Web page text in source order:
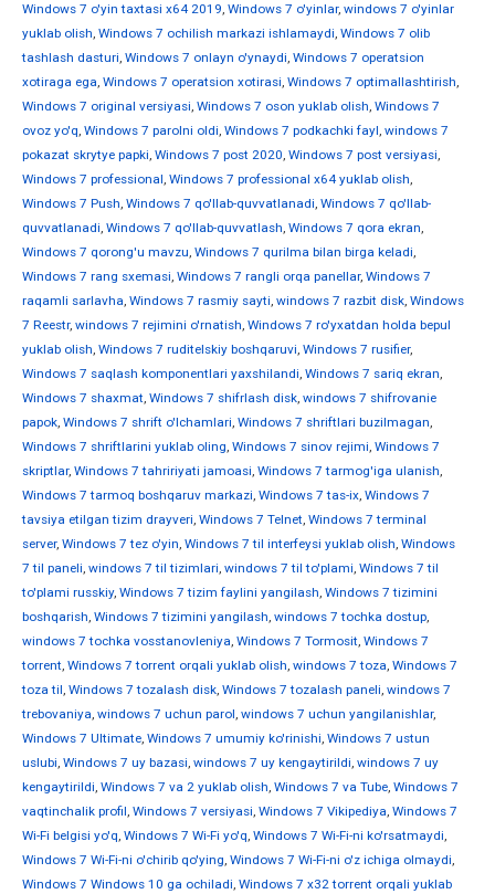
Windows 7 o'yin taxtasi x64 2019, Windows 7 o'yinlar, windows 7 o'yinlar
yuklab olish, Windows 7 ochilish markazi ishlamaydi, Windows 7 olib
tashlash dasturi, Windows 7 onlayn o'ynaydi, Windows 7 operatsion
xotiraga ega, Windows 7 operatsion xotirasi, Windows 7 optimallashtirish,
Windows 7 original versiyasi, Windows 7 oson yuklab olish, Windows 7
ovoz yo'q, Windows 7 parolni oldi, Windows 7 podkachki fayl, windows 7
pokazat skrytye papki, Windows 7 post 2020, Windows 7 post versiyasi,
Windows 7 professional, Windows 7 professional x64 yuklab olish,
Windows 7 Push, Windows 7 qo'llab-quvvatlanadi, Windows 7 qo'llab-
quvvatlanadi, Windows 7 qo'llab-quvvatlash, Windows 7 qora ekran,
Windows 7 qorong'u mavzu, Windows 7 qurilma bilan birga keladi,
Windows 7 rang sxemasi, Windows 7 rangli orqa panellar, Windows 7
raqamli sarlavha, Windows 7 rasmiy sayti, windows 7 razbit disk, Windows
7 Reestr, windows 7 rejimini o'rnatish, Windows 7 ro'yxatdan holda bepul
yuklab olish, Windows 7 ruditelskiy boshqaruvi, Windows 7 rusifier,
Windows 7 saqlash komponentlari yaxshilandi, Windows 7 sariq ekran,
Windows 7 shaxmat, Windows 7 shifrlash disk, windows 7 shifrovanie
papok, Windows 7 shrift o'lchamlari, Windows 7 shriftlari buzilmagan,
Windows 7 shriftlarini yuklab oling, Windows 7 sinov rejimi, Windows 7
skriptlar, Windows 7 tahririyati jamoasi, Windows 7 tarmog'iga ulanish,
Windows 7 tarmoq boshqaruv markazi, Windows 7 tas-ix, Windows 7
tavsiya etilgan tizim drayveri, Windows 7 Telnet, Windows 7 terminal
server, Windows 7 tez o'yin, Windows 7 til interfeysi yuklab olish, Windows
7 til paneli, windows 7 til tizimlari, windows 7 til to'plami, Windows 7 til
to'plami russkiy, Windows 7 tizim faylini yangilash, Windows 7 tizimini
boshqarish, Windows 7 tizimini yangilash, windows 7 tochka dostup,
windows 7 tochka vosstanovleniya, Windows 7 Tormosit, Windows 7
torrent, Windows 7 torrent orqali yuklab olish, windows 7 toza, Windows 7
toza til, Windows 7 tozalash disk, Windows 7 tozalash paneli, windows 7
trebovaniya, windows 7 uchun parol, windows 7 uchun yangilanishlar,
Windows 7 Ultimate, Windows 7 umumiy ko'rinishi, Windows 7 ustun
uslubi, Windows 7 uy bazasi, windows 7 uy kengaytirildi, windows 7 uy
kengaytirildi, Windows 7 va 2 yuklab olish, Windows 7 va Tube, Windows 7
vaqtinchalik profil, Windows 7 versiyasi, Windows 7 Vikipediya, Windows 7
Wi-Fi belgisi yo'q, Windows 7 Wi-Fi yo'q, Windows 7 Wi-Fi-ni ko'rsatmaydi,
Windows 7 Wi-Fi-ni o'chirib qo'ying, Windows 7 Wi-Fi-ni o'z ichiga olmaydi,
Windows 7 Windows 10 ga ochiladi, Windows 7 x32 torrent orqali yuklab